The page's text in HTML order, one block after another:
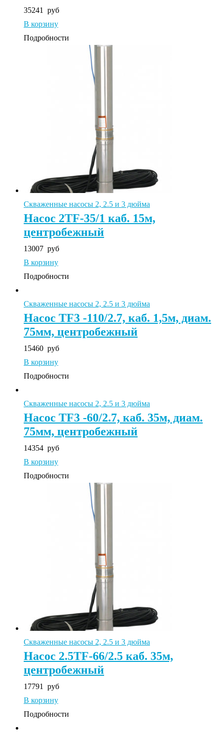
35241
руб
В корзину
Подробности
Скваженные насосы 2, 2.5 и 3 дюйма
Насос 2TF-35/1 каб. 15м,
центробежный
13007 руб
В корзину
Подробности
Скваженные насосы 2, 2.5 и 3 дюйма
Насос TF3 -110/2.7, каб. 1,5м, диам.
75мм, центробежный
15460 руб
В корзину
Подробности
Скваженные насосы 2, 2.5 и 3 дюйма
Насос TF3 -60/2.7, каб. 35м, диам.
75мм, центробежный
14354 руб
В корзину
Подробности
Скваженные насосы 2, 2.5 и 3 дюйма
Насос 2.5TF-66/2.5 каб. 35м,
центробежный
17791
руб
В корзину
Подробности